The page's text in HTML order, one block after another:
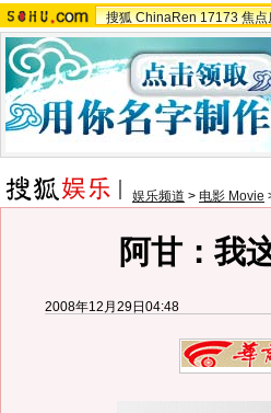
搜狐 ChinaRen 17173 焦点
娱乐频道 > 电影 Movie
阿甘：我
2008年12月29日04:48